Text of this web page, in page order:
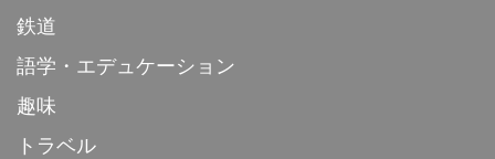
鉄道
語学・エデュケーション
趣味
トラベル